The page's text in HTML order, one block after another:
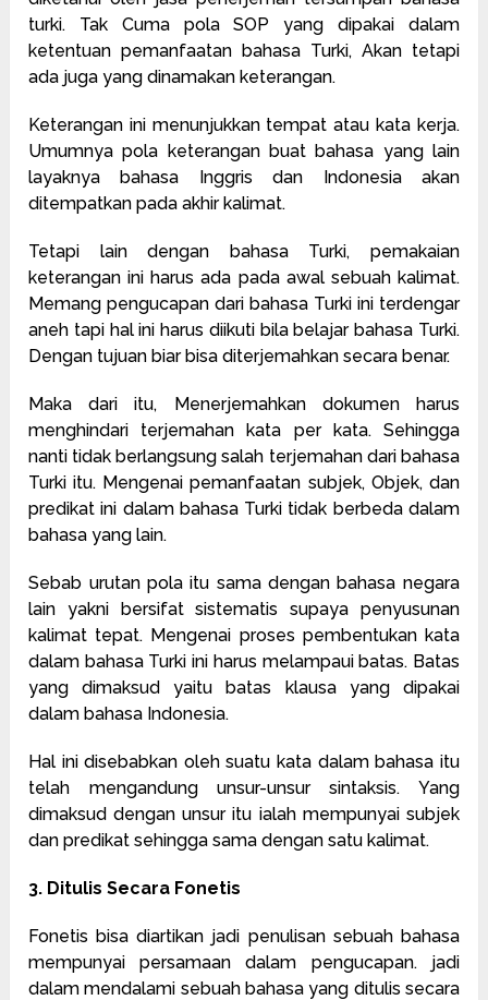
turki. Tak Cuma pola SOP yang dipakai dalam
ketentuan pemanfaatan bahasa Turki, Akan tetapi
ada juga yang dinamakan keterangan.
Keterangan ini menunjukkan tempat atau kata kerja.
Umumnya pola keterangan buat bahasa yang lain
layaknya bahasa Inggris dan Indonesia akan
ditempatkan pada akhir kalimat.
Tetapi lain dengan bahasa Turki, pemakaian
keterangan ini harus ada pada awal sebuah kalimat.
Memang pengucapan dari bahasa Turki ini terdengar
aneh tapi hal ini harus diikuti bila belajar bahasa Turki.
Dengan tujuan biar bisa diterjemahkan secara benar.
Maka dari itu, Menerjemahkan dokumen harus
menghindari terjemahan kata per kata. Sehingga
nanti tidak berlangsung salah terjemahan dari bahasa
Turki itu. Mengenai pemanfaatan subjek, Objek, dan
predikat ini dalam bahasa Turki tidak berbeda dalam
bahasa yang lain.
Sebab urutan pola itu sama dengan bahasa negara
lain yakni bersifat sistematis supaya penyusunan
kalimat tepat. Mengenai proses pembentukan kata
dalam bahasa Turki ini harus melampaui batas. Batas
yang dimaksud yaitu batas klausa yang dipakai
dalam bahasa Indonesia.
Hal ini disebabkan oleh suatu kata dalam bahasa itu
telah mengandung unsur-unsur sintaksis. Yang
dimaksud dengan unsur itu ialah mempunyai subjek
dan predikat sehingga sama dengan satu kalimat.
3. Ditulis Secara Fonetis
Fonetis bisa diartikan jadi penulisan sebuah bahasa
mempunyai persamaan dalam pengucapan. jadi
dalam mendalami sebuah bahasa yang ditulis secara